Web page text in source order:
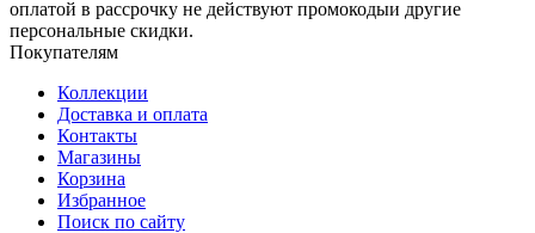
оплатой в рассрочку не действуют промокодыи другие
персональные скидки.
Покупателям
Коллекции
Доставка и оплата
Контакты
Магазины
Корзина
Избранное
Поиск по сайту